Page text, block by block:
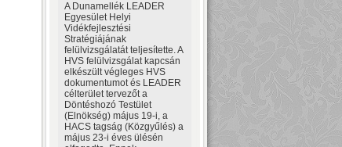
A Dunamellék LEADER
Egyesület Helyi
Vidékfejlesztési
Stratégiájának
felülvizsgálatát teljesítette. A
HVS felülvizsgálat kapcsán
elkészült végleges HVS
dokumentumot és LEADER
célterület tervezőt a
Döntéshozó Testület
(Elnökség) május 19-i, a
HACS tagság (Közgyűlés) a
május 23-i éves ülésén